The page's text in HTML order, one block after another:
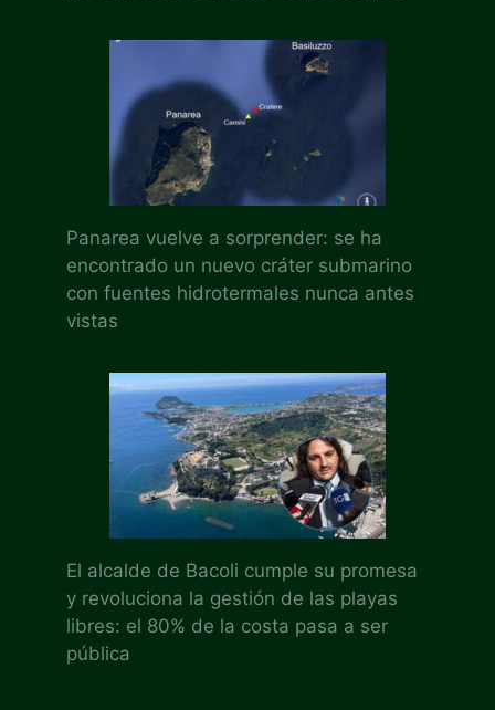
Panarea vuelve a sorprender: se ha
encontrado un nuevo cráter submarino
con fuentes hidrotermales nunca antes
vistas
El alcalde de Bacoli cumple su promesa
y revoluciona la gestión de las playas
libres: el 80% de la costa pasa a ser
pública